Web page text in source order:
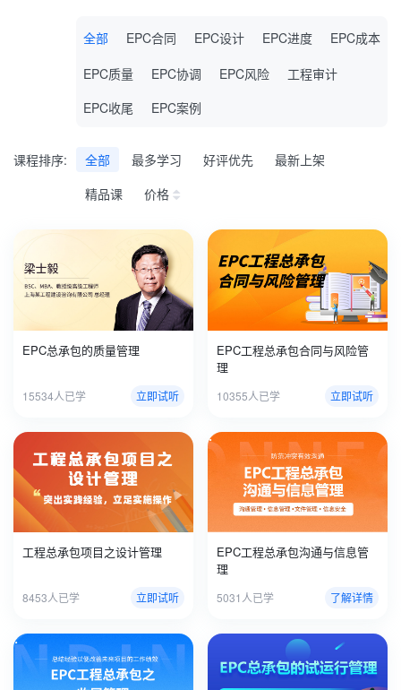
全部 EPC合同 EPC设计 EPC进度
EPC成本
EPC质量
EPC协调 EPC风险
工程审计
EPC收尾
EPC案例
课程排序: 全部 最多学习 好评优先
最新上架
精品课
价格
EPC总承包的质量管理
15534人已学 立即试听
EPC工程总承包合同与风险管
理
10355人已学 立即试听
工程总承包项目之设计管理
8453人已学 立即试听
EPC工程总承包沟通与信息管
理
5031人已学 了解详情